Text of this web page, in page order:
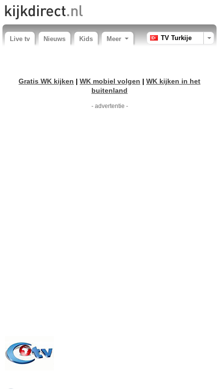
Live tv Nieuws Kids Meer TV Turkije
Gratis WK kijken | WK mobiel volgen | WK kijken in het
buitenland
- advertentie -